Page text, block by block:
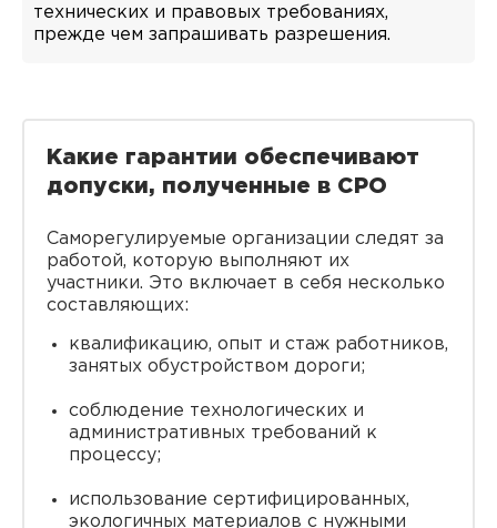
технических и правовых требованиях,
прежде чем запрашивать разрешения.
Какие гарантии обеспечивают
допуски, полученные в СРО
Саморегулируемые организации следят за
работой, которую выполняют их
участники. Это включает в себя несколько
составляющих:
квалификацию, опыт и стаж работников,
занятых обустройством дороги;
соблюдение технологических и
административных требований к
процессу;
использование сертифицированных,
экологичных материалов с нужными